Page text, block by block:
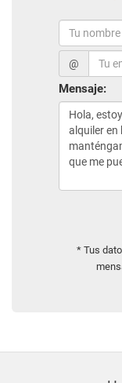
@
Mensaje:
* Tus